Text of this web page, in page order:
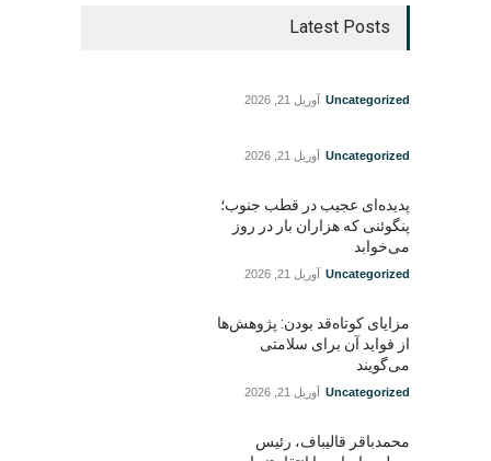
Latest Posts
Uncategorized آوریل 21, 2026
Uncategorized آوریل 21, 2026
پدیده‌ای عجیب در قطب جنوب؛
پنگوئنی که هزاران بار در روز
می‌خوابد
Uncategorized آوریل 21, 2026
مزایای کوتاه‌قد بودن: پژوهش‌ها
از فواید آن برای سلامتی
می‌گویند
Uncategorized آوریل 21, 2026
محمدباقر قالیباف، رئیس